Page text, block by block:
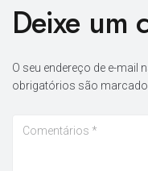
Deixe um
O seu endereço de e-mail
obrigatórios são